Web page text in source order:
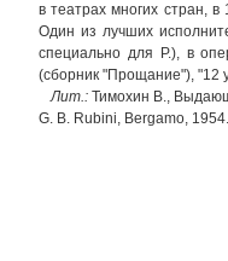
в театрах многих стран,
Один из лучших
специально для Р.), в
(сборник "Прощание"), "12
Лит.: Тимохин В.,
G. В. Rubini, Bergamo, 1954.